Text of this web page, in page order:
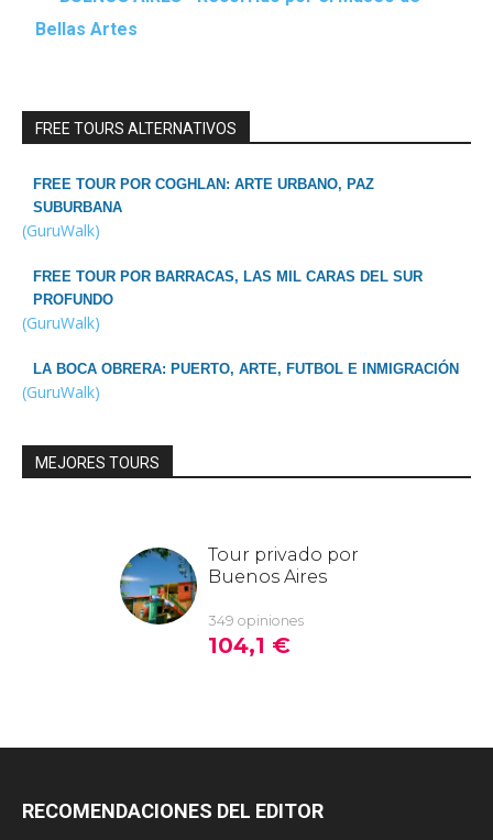
Bellas Artes
FREE TOURS ALTERNATIVOS
FREE TOUR POR COGHLAN: ARTE URBANO, PAZ
SUBURBANA
(GuruWalk)
FREE TOUR POR BARRACAS, LAS MIL CARAS DEL SUR
PROFUNDO
(GuruWalk)
LA BOCA OBRERA: PUERTO, ARTE, FUTBOL E INMIGRACIÓN
(GuruWalk)
MEJORES TOURS
RECOMENDACIONES DEL EDITOR